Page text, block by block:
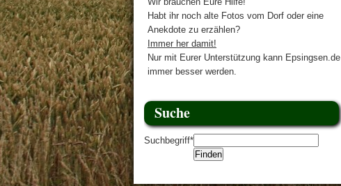
Habt ihr noch alte Fotos vom Dorf oder eine
Anekdote zu erzählen?
Immer her damit!
Nur mit Eurer Unterstützung kann Epsingsen.de
immer besser werden.
Suche
Suchbegriff*